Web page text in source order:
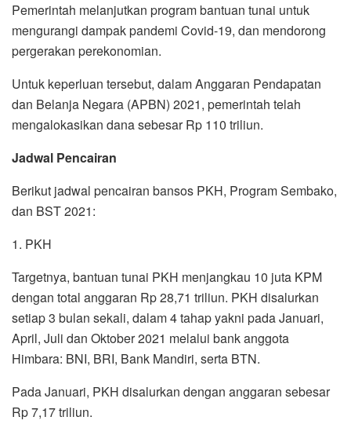
Pemerintah melanjutkan program bantuan tunai untuk
mengurangi dampak pandemi Covid-19, dan mendorong
pergerakan perekonomian.
Untuk keperluan tersebut, dalam Anggaran Pendapatan
dan Belanja Negara (APBN) 2021, pemerintah telah
mengalokasikan dana sebesar Rp 110 triliun.
Jadwal Pencairan
Berikut jadwal pencairan bansos PKH, Program Sembako,
dan BST 2021:
1. PKH
Targetnya, bantuan tunai PKH menjangkau 10 juta KPM
dengan total anggaran Rp 28,71 triliun. PKH disalurkan
setiap 3 bulan sekali, dalam 4 tahap yakni pada Januari,
April, Juli dan Oktober 2021 melalui bank anggota
Himbara: BNI, BRI, Bank Mandiri, serta BTN.
Pada Januari, PKH disalurkan dengan anggaran sebesar
Rp 7,17 triliun.